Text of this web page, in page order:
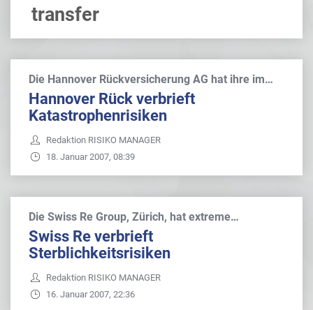
transfer
Die Hannover Rückversicherung AG hat ihre im…
Hannover Rück verbrieft
Katastrophenrisiken
Redaktion RISIKO MANAGER
18. Januar 2007, 08:39
Die Swiss Re Group, Zürich, hat extreme…
Swiss Re verbrieft
Sterblichkeitsrisiken
Redaktion RISIKO MANAGER
16. Januar 2007, 22:36